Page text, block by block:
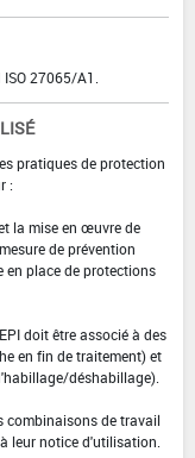
ISO 27065/A1.
pratiques de protection
:
la mise en œuvre de
de prévention
en place de protections
doit être associé à des
en fin de traitement) et
déshabillage).
combinaisons de travail
leur notice d'utilisation.